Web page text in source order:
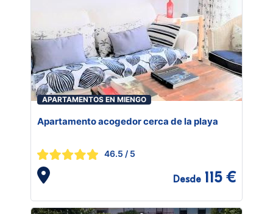
APARTAMENTOS EN MIENGO
Apartamento acogedor cerca de la playa
46.5 / 5
Desde 115 €